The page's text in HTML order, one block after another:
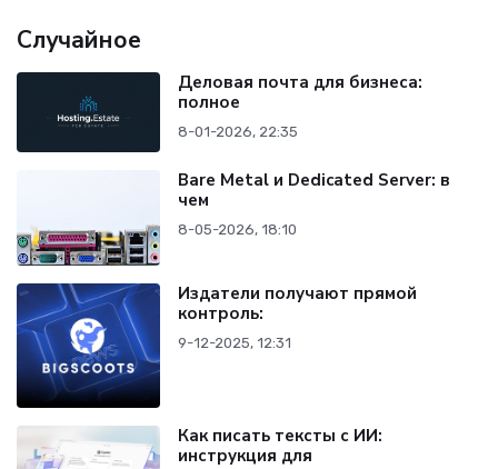
Случайное
Деловая почта для бизнеса:
полное
8-01-2026, 22:35
Bare Metal и Dedicated Server: в
чем
8-05-2026, 18:10
Издатели получают прямой
контроль:
9-12-2025, 12:31
Как писать тексты с ИИ:
инструкция для